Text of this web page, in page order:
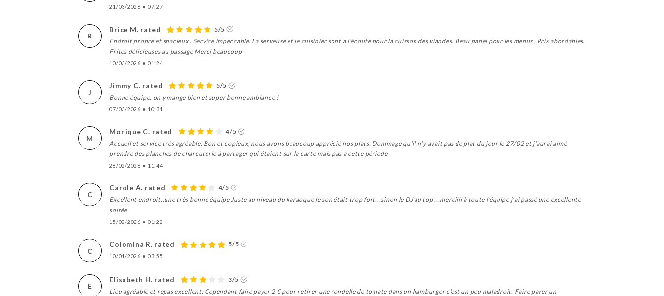
21/03/2026 • 07:27
B
Brice M. rated
5/5
Endroit propre et spacieux . Service impeccable. La serveuse et le cuisinier sont a l'écoute pour la cuisson des viandes. Beau panel pour les menus , Prix abordables.
Frites délicieuses au passage Merci beaucoup
10/03/2026 • 01:24
J
Jimmy C. rated
5/5
Bonne équipe, on y mange bien et super bonne ambiance !
07/03/2026 • 10:31
M
Monique C. rated
4/5
Accueil et service très agréable. Bon et copieux, nous avons beaucoup apprécié nos plats. Dommage qu'il n'y avait pas de plat du jour le 27/02 et j'aurai aimé
prendre des planches de charcuterie à partager qui étaient sur la carte mais pas a cette période
28/02/2026 • 11:44
C
Carole A. rated
4/5
Excellent endroit..une très bonne équipe Juste au niveau du karaoque le son était trop fort...sinon le DJ au top ...merciiii à toute l'équipe j’ai passé une excellente
soirée.
15/02/2026 • 01:22
C
Colomina R. rated 5/5
10/01/2026 • 03:55
E
Elisabeth H. rated
3/5
Lieu agréable et repas excellent. Cependant faire payer 2 € pour retirer une rondelle de tomate dans un hamburger c'est un peu maladroit. Faire payer un